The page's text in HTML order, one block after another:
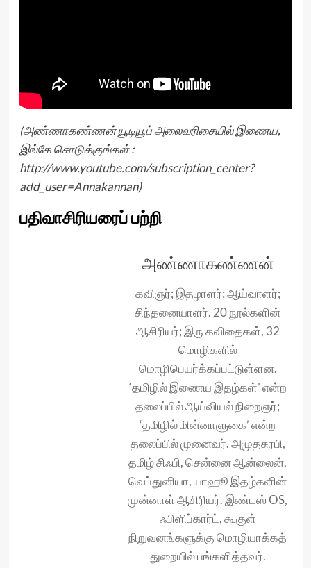
(அண்ணாகண்ணன் யூடியூப் அலைவரிசையில் இணைய,
இங்கே சொடுக்குங்கள் :
http://www.youtube.com/subscription_center?
add_user=Annakannan)
பதிவாசிரியரைப் பற்றி
அண்ணாகண்ணன்
கவிஞர்; இதழாளர்; ஆய்வாளர்;
சிந்தனையாளர். 20 நூல்களின்
ஆசிரியர்; இரு கவிதைகள், 32
மொழிகளில்
மொழிபெயர்க்கப்பட்டுள்ளன.
‘தமிழில் இணைய இதழ்கள்’ என்ற
தலைப்பில் ஆய்வியல் நிறைஞர்;
‘தமிழில் மின்னாளுகை’ என்ற
தலைப்பில் முனைவர். அமுதசுரபி,
தமிழ் சிஃபி, சென்னை ஆன்லைன்,
வெப்துனியா, யாஹூ இதழ்களின்
முன்னாள் ஆசிரியர். இண்டஸ் OS,
ஃபிளிப்கார்ட், கூகுள்
நிறுவனங்களுக்கு மொழியாக்கத்
துறையில் பங்களித்தவர்.